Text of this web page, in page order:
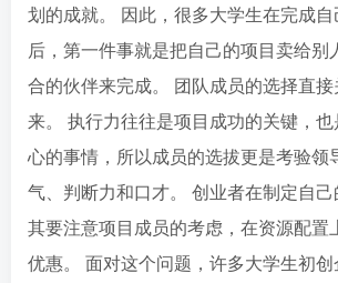
划的成就。 因此，很多大学生在完成
后，第一件事就是把自己的项目卖给别
合的伙伴来完成。 团队成员的选择直
来。 执行力往往是项目成功的关键，
心的事情，所以成员的选拔更是考验领
气、判断力和口才。 创业者在制定自
其要注意项目成员的考虑，在资源配置
优惠。 面对这个问题，许多大学生初